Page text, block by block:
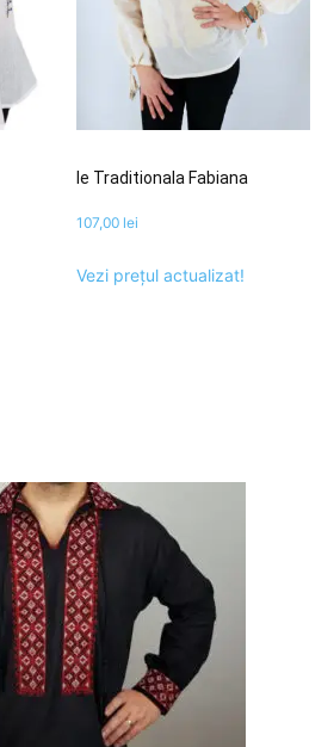
Ie Traditionala Fabiana
107,00 lei
Vezi prețul actualizat!